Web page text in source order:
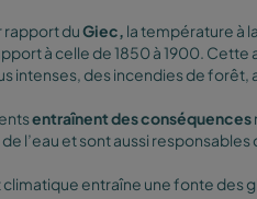
rapport duGiec, la température à
à celle de 1850 à 1900.
intenses, des incendies de forêt,
entraînent des conséquences
l’eau et sont aussi
entraîne une fonte des